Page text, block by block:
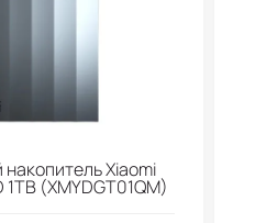
Xiaomi
1TB (XMYDGT01QM)